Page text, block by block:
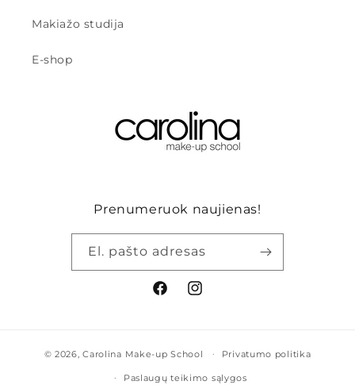
Makiažo studija
E-shop
Prenumeruok naujienas!
El. pašto adresas
„Facebook“„Instagram“
© 2026,Carolina Make-up School Privatumo politika
Paslaugų teikimo sąlygos